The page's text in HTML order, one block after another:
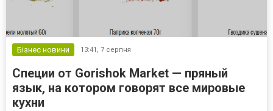
Бізнес новини 13:41, 7 серпня
Специи от Gorishok Market — пряный
язык, на котором говорят все мировые
кухни